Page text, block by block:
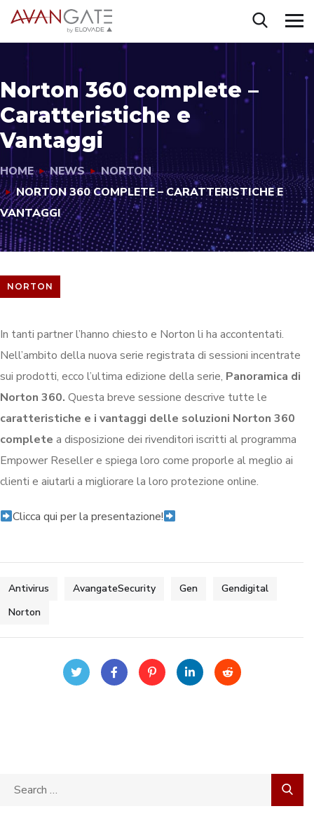
Norton 360 complete –
Caratteristiche e
Vantaggi
HOME NEWS
NORTON
NORTON 360 COMPLETE – CARATTERISTICHE E
VANTAGGI
NORTON
In tanti partner l’hanno chiesto e Norton li ha accontentati.
Nell’ambito della nuova serie registrata di sessioni incentrate
sui prodotti, ecco l’ultima edizione della serie, Panoramica di
Norton 360. Questa breve sessione descrive tutte le
caratteristiche e i vantaggi delle soluzioni Norton 360
complete a disposizione dei rivenditori iscritti al programma
Empower Reseller e spiega loro come proporle al meglio ai
clienti e aiutarli a migliorare la loro protezione online.
Clicca qui per la presentazione!
Antivirus AvangateSecurity Gen
Gendigital
Norton